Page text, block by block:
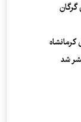
گرگان
کرمانشاه
شد